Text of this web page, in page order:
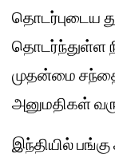
தொடர்புடைய
தொடர்ந்துள்ள
முதன்மை
அனுமதிகள்
இந்தியில்